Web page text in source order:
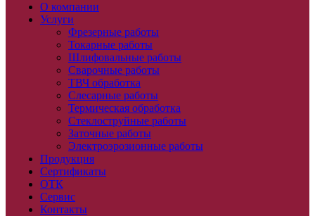
О компании
Услуги
Фрезерные работы
Токарные работы
Шлифовальные работы
Сварочные работы
ТВЧ обработка
Слесарные работы
Термическая обработка
Стеклоструйные работы
Заточные работы
Электроэрозионные работы
Продукция
Сертификаты
ОТК
Сервис
Контакты